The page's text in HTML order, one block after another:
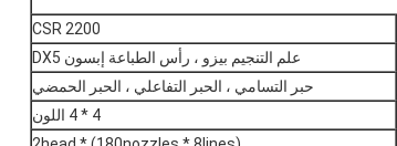
CSR 2200
علم التنجيم بيزو ، رأس الطباعة إبسون DX5
حبر التسامي ، الحبر التفاعلي ، الحبر الحمضي
4 * 4 اللون